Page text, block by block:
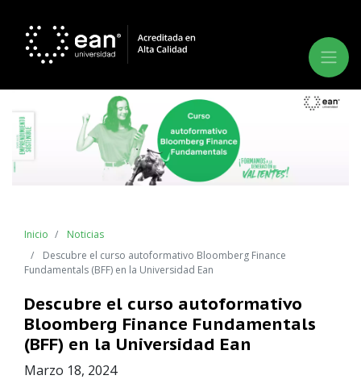
Inicio
Noticias
Descubre el curso autoformativo Bloomberg Finance
Fundamentals (BFF) en la Universidad Ean
Descubre el curso autoformativo
Bloomberg Finance Fundamentals
(BFF) en la Universidad Ean
Marzo 18, 2024